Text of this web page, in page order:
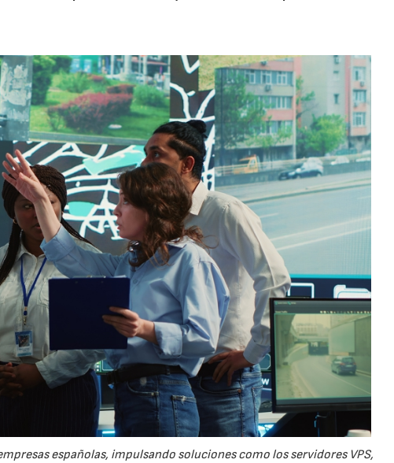
españolas, impulsando soluciones como los servidores VPS,